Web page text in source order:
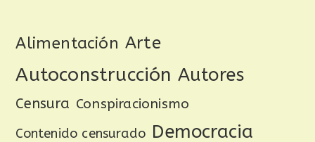
Alimentación Arte
Autoconstrucción Autores
Censura Conspiracionismo
Contenido censurado Democracia